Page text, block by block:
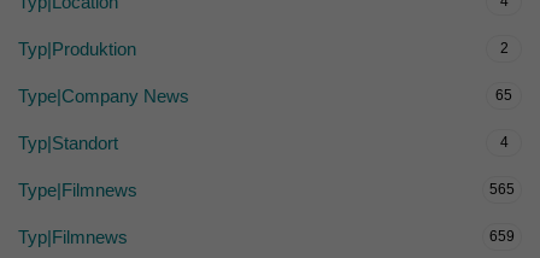
Typ|Produktion 2
Type|Company News 65
Typ|Standort 4
Type|Filmnews 565
Typ|Filmnews 659